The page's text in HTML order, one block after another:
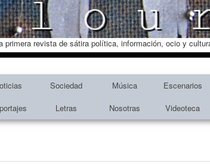
primera revista de sátira política, información, ocio y
Sociedad Música Escenarios
Letras Nosotras Videoteca